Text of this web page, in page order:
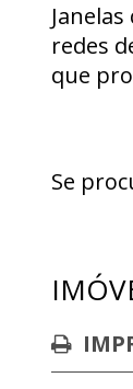
redes
que
Se